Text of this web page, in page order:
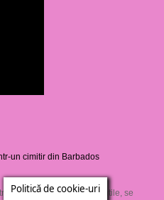
un cimitir din Barbados
golful Oistin din Antile, se
Politică de cookie-uri